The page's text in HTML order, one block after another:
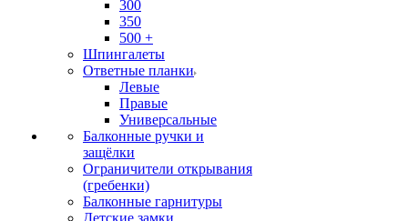
300
350
500 +
Шпингалеты
Ответные планки
Левые
Правые
Универсальные
Балконные ручки и
защёлки
Ограничители открывания
(гребенки)
Балконные гарнитуры
Детские замки